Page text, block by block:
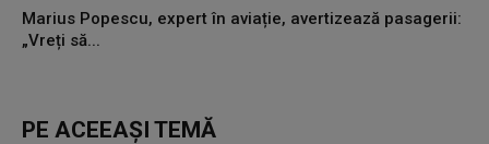
Marius Popescu, expert în aviație, avertizează pasagerii:
„Vreți să...
PE ACEEAȘI TEMĂ